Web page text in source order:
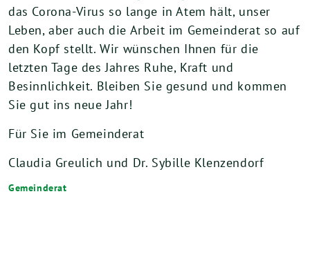
das Corona-Virus so lange in Atem hält, unser
Leben, aber auch die Arbeit im Gemeinderat so auf
den Kopf stellt. Wir wünschen Ihnen für die
letzten Tage des Jahres Ruhe, Kraft und
Besinnlichkeit. Bleiben Sie gesund und kommen
Sie gut ins neue Jahr!
Für Sie im Gemeinderat
Claudia Greulich und Dr. Sybille Klenzendorf
Gemeinderat